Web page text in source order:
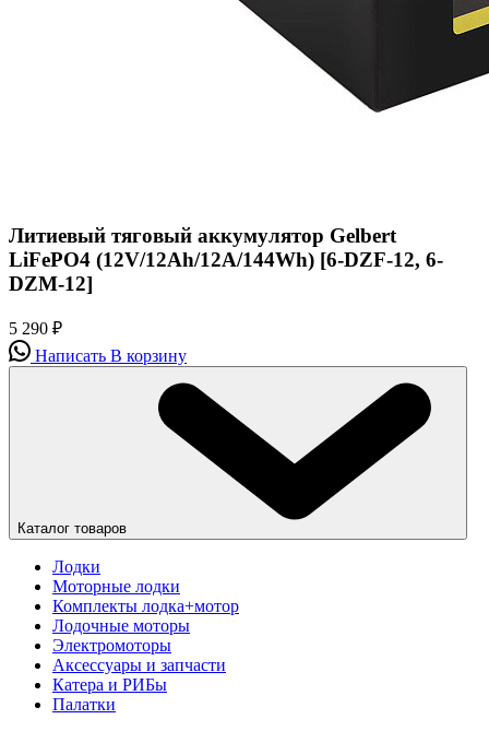
Литиевый тяговый аккумулятор Gelbert
LiFePO4 (12V/12Ah/12A/144Wh) [6-DZF-12, 6-
DZM-12]
5 290 ₽
Написать В корзину
Каталог товаров
Лодки
Моторные лодки
Комплекты лодка+мотор
Лодочные моторы
Электромоторы
Аксессуары и запчасти
Катера и РИБы
Палатки